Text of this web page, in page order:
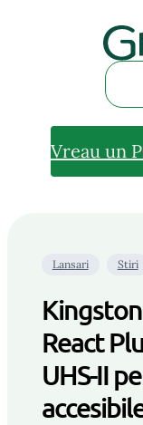
Vreau un
Lansari Stiri
React
UHS-II